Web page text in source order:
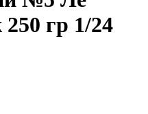
гр 1/24